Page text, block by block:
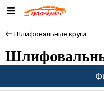
Шлифовальные круги